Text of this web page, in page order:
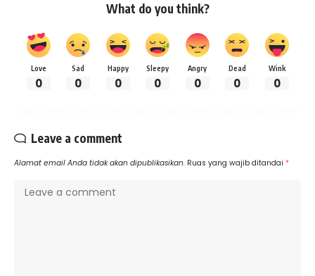
What do you think?
Love
0
Sad
0
Happy
0
Sleepy
0
Angry
0
Dead
0
Wink
0
Leave a comment
Alamat email Anda tidak akan dipublikasikan. Ruas yang wajib ditandai *